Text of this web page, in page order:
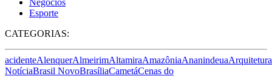
Esporte
CATEGORIAS:
acidenteAlenquerAlmeirimAltamiraAmazôniaAnanindeuaArquitetura
NotíciaBrasil NovoBrasíliaCametáCenas do